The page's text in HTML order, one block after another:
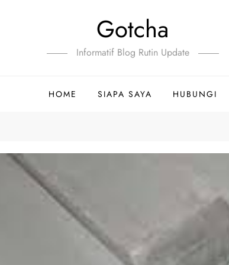
Gotcha
Informatif Blog Rutin Update
HOME SIAPA SAYA HUBUNGI